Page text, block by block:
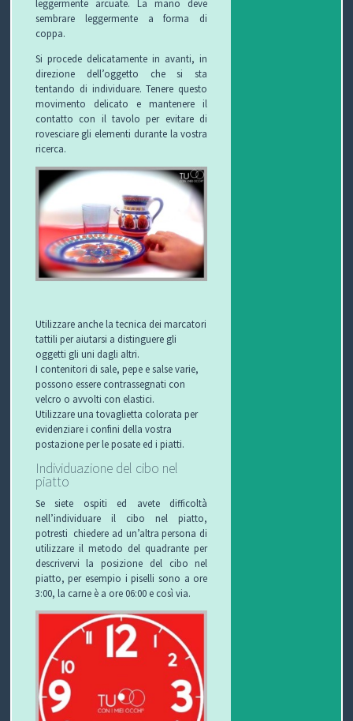
leggermente arcuate. La mano deve
sembrare leggermente a forma di
coppa.
Si procede delicatamente in avanti, in
direzione dell’oggetto che si sta
tentando di individuare. Tenere questo
movimento delicato e mantenere il
contatto con il tavolo per evitare di
rovesciare gli elementi durante la vostra
ricerca.
Utilizzare anche la tecnica dei marcatori
tattili per aiutarsi a distinguere gli
oggetti gli uni dagli altri.
I contenitori di sale, pepe e salse varie,
possono essere contrassegnati con
velcro o avvolti con elastici.
Utilizzare una tovaglietta colorata per
evidenziare i confini della vostra
postazione per le posate ed i piatti.
Individuazione del cibo nel
piatto
Se siete ospiti ed avete difficoltà
nell’individuare il cibo nel piatto,
potresti chiedere ad un’altra persona di
utilizzare il metodo del quadrante per
descrivervi la posizione del cibo nel
piatto, per esempio i piselli sono a ore
3:00, la carne è a ore 06:00 e così via.